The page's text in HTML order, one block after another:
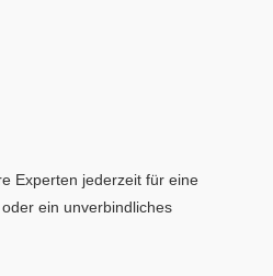
Experten jederzeit für eine
ein unverbindliches